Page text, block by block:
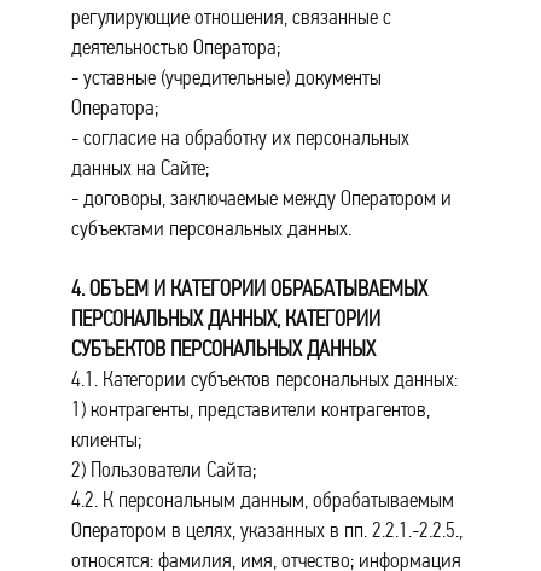
регулирующие отношения, связанные с
деятельностью Оператора;
- уставные (учредительные) документы
Оператора;
- согласие на обработку их персональных
данных на Сайте;
- договоры, заключаемые между Оператором и
субъектами персональных данных.
4. ОБЪЕМ И КАТЕГОРИИ ОБРАБАТЫВАЕМЫХ
ПЕРСОНАЛЬНЫХ ДАННЫХ, КАТЕГОРИИ
СУБЪЕКТОВ ПЕРСОНАЛЬНЫХ ДАННЫХ
4.1. Категории субъектов персональных данных:
1) контрагенты, представители контрагентов,
клиенты;
2) Пользователи Сайта;
4.2. К персональным данным, обрабатываемым
Оператором в целях, указанных в пп. 2.2.1.-2.2.5.,
относятся: фамилия, имя, отчество; информация